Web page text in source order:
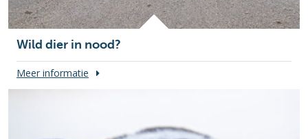
Wild dier in nood?
Meer informatie